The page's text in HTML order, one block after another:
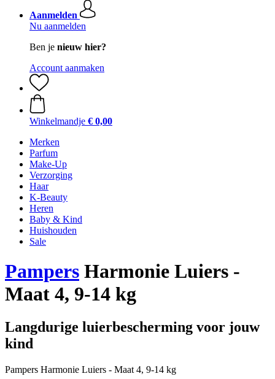
Aanmelden
Nu aanmelden
Ben je nieuw hier?
Account aanmaken
Winkelmandje € 0,00
Merken
Parfum
Make-Up
Verzorging
Haar
K-Beauty
Heren
Baby & Kind
Huishouden
Sale
Pampers Harmonie Luiers -
Maat 4, 9-14 kg
Langdurige luierbescherming voor jouw
kind
Pampers Harmonie Luiers - Maat 4, 9-14 kg